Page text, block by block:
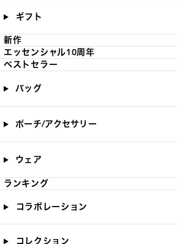
ギフト
新作
エッセンシャル10周年
ベストセラー
バッグ
ポーチ/アクセサリー
ウェア
ランキング
コラボレーション
コレクション